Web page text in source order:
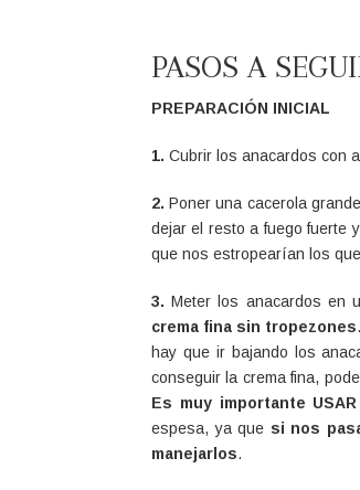
PASOS A
PREPARACIÓN INICIAL
1. Cubrir los anacardos con
2. Poner una cacerola
dejar el resto a fuego fuerte y
que nos estropearían los
3. Meter los anacardos en
crema fina sin tropezones
hay que ir bajando los
conseguir la crema fina,
Es muy importante
espesa, ya que si nos
manejarlos.